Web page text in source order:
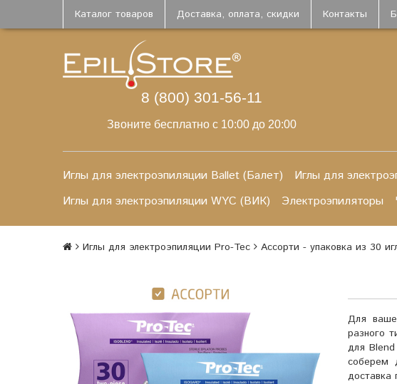
Каталог товаров Доставка, оплата, скидки Контакты
8 (800) 301-56-11
Звоните бесплатно с 10:00 до 20:00
Иглы для электроэпиляции Ballet (Балет) Иглы для
Иглы для электроэпиляции WYC (ВИК)
Электроэпиляторы
Иглы для электроэпиляции Pro-Tec Ассорти - упаковка из 30
Для
разного
для
соберем
доставка